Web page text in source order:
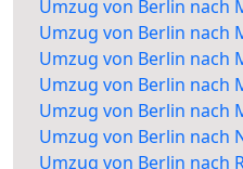
Umzug von Berlin nach
Umzug von Berlin nach
Umzug von Berlin nach
Umzug von Berlin nach
Umzug von Berlin nach
Umzug von Berlin nach
Umzug von Berlin nach